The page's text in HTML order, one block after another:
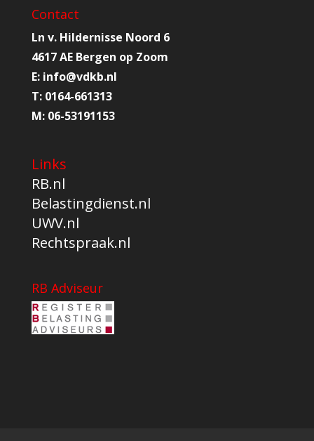
Contact
Ln v. Hildernisse Noord 6
4617 AE Bergen op Zoom
E: info@vdkb.nl
T: 0164-661313
M: 06-53191153
Links
RB.nl
Belastingdienst.nl
UWV.nl
Rechtspraak.nl
RB Adviseur